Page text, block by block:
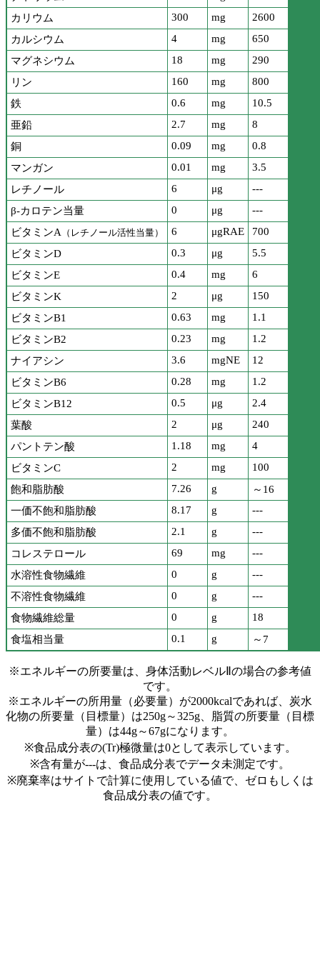
カリウム
300 mg
2600
カルシウム
4 mg
650
マグネシウム
18 mg
290
リン
160 mg
800
鉄
0.6 mg
10.5
亜鉛
2.7 mg
8
銅
0.09 mg
0.8
マンガン
0.01 mg
3.5
レチノール
6 μg
---
β-カロテン当量
0 μg
---
ビタミンA （レチノール活性当量） 6 μgRAE
700
ビタミンD
0.3 μg
5.5
ビタミンE
0.4 mg
6
ビタミンK
2 μg
150
ビタミンB1
0.63 mg
1.1
ビタミンB2
0.23 mg
1.2
ナイアシン
3.6 mgNE
12
ビタミンB6
0.28 mg
1.2
ビタミンB12
0.5 μg
2.4
葉酸
2 μg
240
パントテン酸
1.18 mg
4
ビタミンC
2 mg
100
飽和脂肪酸
7.26 g
～16
一価不飽和脂肪酸
8.17 g
---
多価不飽和脂肪酸
2.1 g
---
コレステロール
69 mg
---
水溶性食物繊維
0 g
---
不溶性食物繊維
0 g
---
食物繊維総量
0 g
18
食塩相当量
0.1 g ～7
※エネルギーの所要量は、身体活動レベルⅡの場合の参考値
です。
※エネルギーの所用量（必要量）が2000kcalであれば、炭水
化物の所要量（目標量）は250g～325g、脂質の所要量（目標
量）は44g～67gになります。
※食品成分表の(Tr)極微量は0として表示しています。
※含有量が---は、食品成分表でデータ未測定です。
※廃棄率はサイトで計算に使用している値で、ゼロもしくは
食品成分表の値です。